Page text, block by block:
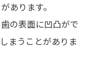
あります。
の表面に凹凸がで
まうことがありま